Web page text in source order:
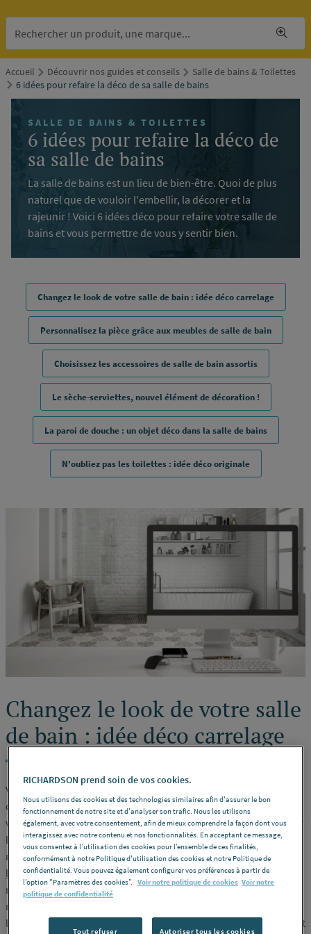
Accueil Découvrir nos guides et conseils
Salle de bains & Toilettes
6 idées pour refaire la déco de sa salle de bains
SALLE DE BAINS & TOILETTES
6 idées pour refaire la déco de
sa salle de bains
La salle de bains est un lieu de bien-être. Quoi de plus
naturel que de vouloir l'embellir, la décorer et la
rajeunir ! Voici 6 idées déco pour refaire votre salle de
bains et vous permettre de vous y sentir bien.
Changez le look de votre salle de bain : idée déco carrelage
Personnalisez la pièce grâce aux meubles de salle de bain
Choisissez les accessoires de salle de bain assortis
Le sèche-serviettes, nouvel élément de décoration !
La paroi de douche : un objet déco dans la salle de bains
N'oubliez pas les toilettes : idée déco originale
Changez le look de votre salle
de bain : idée déco carrelage
Vous cherchez une
coup de jeune à cette pièce ? Il est peut-être temps de remplacer
votrecarrelage de sol, d'installer ou de remplacer la faïence sur
les murs, de repeindre le plafond et certaines parties des
murs.Le carrelage et les teintes que vous choisissez définiront
l'ambiance que vous souhaitez donner à votre salle de bain
marbres sont très tendances et permettent des ambiances
modernes autant que néo-classiques. Les carreaux ciment pour
le sol ou les carreaux métro pour les murs restent intemporels et
RICHARDSON prend soin de vos cookies.
Nous utilisons des cookies et des technologies similaires afin d'assurer le bon
fonctionnement de notre site et d'analyser son trafic. Nous les utilisons
également, avec votre consentement, afin de mieux comprendre la façon dont vous
interagissez avec notre contenu et nos fonctionnalités. En acceptant ce message,
vous consentez à l’utilisation des cookies pour l’ensemble de ces finalités,
conformément à notre Politique d'utilisation des cookies et notre Politique de
confidentialité. Vous pouvez également configurer vos préférences à partir de
l’option "Paramètres des cookies”. Voir notre politique de cookies Voir notre
politique de confidentialité
Tout refuser Autoriser tous les cookies